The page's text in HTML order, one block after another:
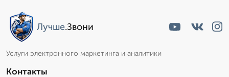
Лучше.Звони
Услуги электронного маркетинга и аналитики
Контакты